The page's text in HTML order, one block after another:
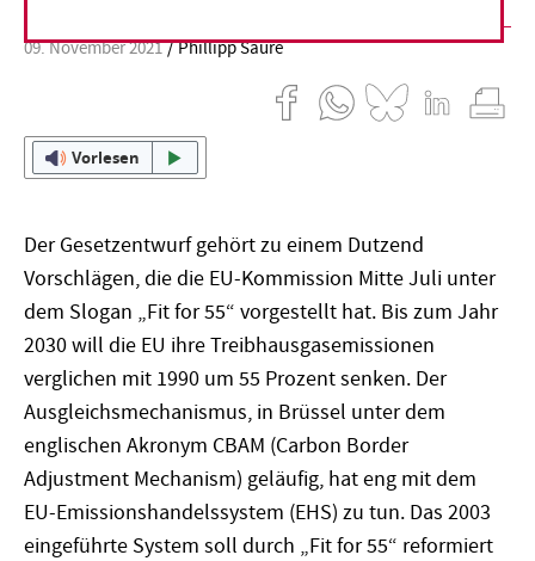
09. November 2021 Phillipp Saure
Vorlesen
Der Gesetzentwurf gehört zu einem Dutzend
Vorschlägen, die die EU-Kommission Mitte Juli unter
dem Slogan „Fit for 55“ vorgestellt hat. Bis zum Jahr
2030 will die EU ihre Treibhausgasemissionen
verglichen mit 1990 um 55 Prozent senken. Der
Ausgleichsmechanismus, in Brüssel unter dem
englischen Akronym CBAM (Carbon Border
Adjustment Mechanism) geläufig, hat eng mit dem
EU-Emissionshandelssystem (EHS) zu tun. Das 2003
eingeführte System soll durch „Fit for 55“ reformiert